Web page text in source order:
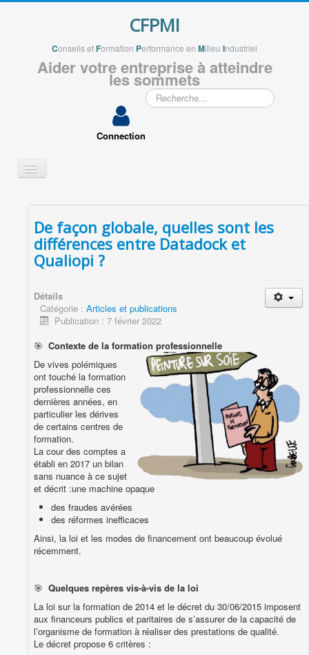
CFPMI
Conseils etFormation Performance en Milieu Industriel
Aider votre entreprise à atteindre
les sommets
Rechercher
Connection
Basculer
la
VOS PROJETS
APPLICATIONS
VOUS ACCOMPAGNER
ENSEIGNEMENTS
PUBLICATIONS
PRODUITS & SERVICES ASSOCIES
Vous êtes ici :Accueil
APPLICATIONS
Applications SMQ TPE
Articles et publications
De façon globale, quelles sont les
différences entre Datadock et
Qualiopi ?
Détails
Catégorie : Articles et publications
Publication : 7 février 2022
🎯 Contexte de la formation professionnelle
De vives polémiques
ont touché la formation
professionnelle ces
dernières années, en
particulier les dérives
de certains centres de
formation.
La cour des comptes a
établi en 2017 un bilan
sans nuance à ce sujet
et décrit :une machine opaque
des fraudes avérées
des réformes inefficaces
Ainsi, la loi et les modes de financement ont beaucoup évolué
récemment.
🎯 Quelques repères vis-à-vis de la loi
La loi sur la formation de 2014 et le décret du 30/06/2015 imposent
aux financeurs publics et paritaires de s’assurer de la capacité de
l’organisme de formation à réaliser des prestations de qualité.
Le décret propose 6 critères :